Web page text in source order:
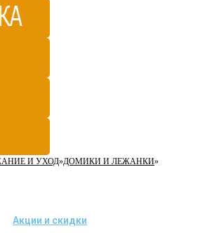
И УХОД»ДОМИКИ И ЛЕЖАНКИ»
Акции и скидки